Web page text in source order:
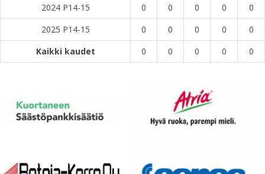
2024 P14-15
0 0 0 0
0
2025 P14-15
0 0 0 0
0
Kaikki kaudet
0 0 0 0 0